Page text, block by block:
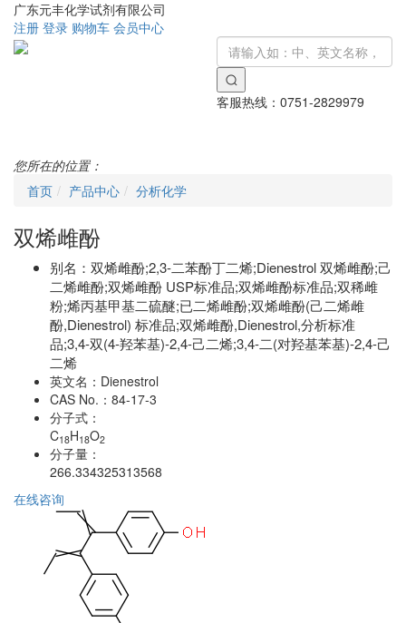
广东元丰化学试剂有限公司
注册 登录 购物车 会员中心
客服热线： 0751-2829979
您所在的位置：
首页
产品中心 分析化学
双烯雌酚
别名： 双烯雌酚;2,3-二苯酚丁二烯;Dienestrol 双烯雌酚;己
二烯雌酚;双烯雌酚 USP标准品;双烯雌酚标准品;双稀雌
粉;烯丙基甲基二硫醚;已二烯雌酚;双烯雌酚(己二烯雌
酚,Dienestrol) 标准品;双烯雌酚,Dienestrol,分析标准
品;3,4-双(4-羟苯基)-2,4-己二烯;3,4-二(对羟基苯基)-2,4-己
二烯
英文名： Dienestrol
CAS No.： 84-17-3
分子式：
C18H18O2
分子量：
266.334325313568
在线咨询